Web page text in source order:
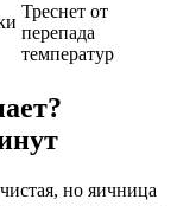
Треснет от
перепада
температур
но яичница